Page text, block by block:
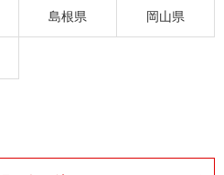
島根県 岡山県